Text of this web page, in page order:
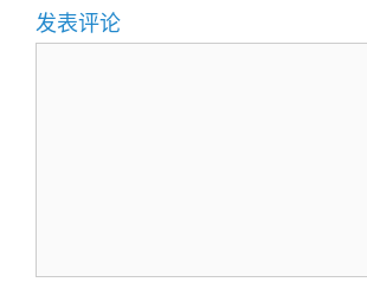
发表评论